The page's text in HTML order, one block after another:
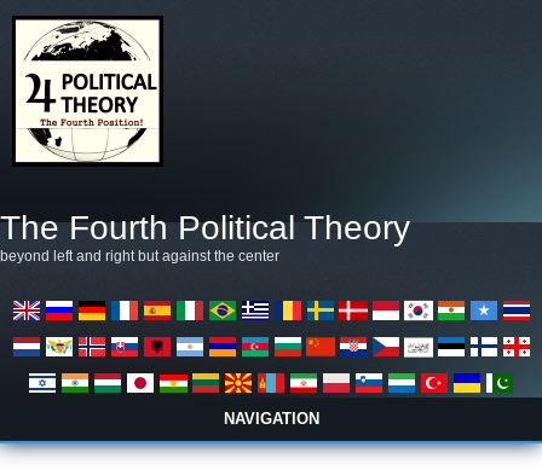
The Fourth Political Theory
beyond left and right but against the center
NAVIGATION